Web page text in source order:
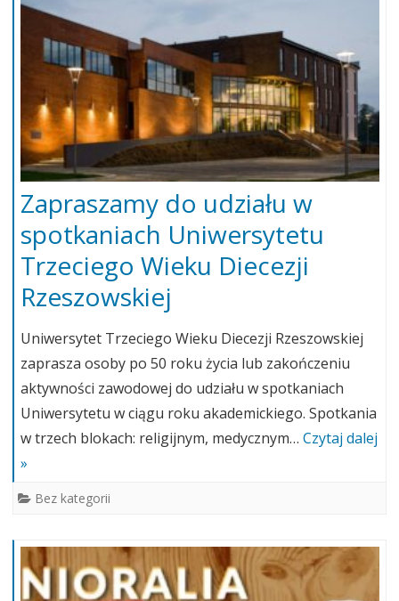
Zapraszamy do udziału w
spotkaniach Uniwersytetu
Trzeciego Wieku Diecezji
Rzeszowskiej
Uniwersytet Trzeciego Wieku Diecezji Rzeszowskiej
zaprasza osoby po 50 roku życia lub zakończeniu
aktywności zawodowej do udziału w spotkaniach
Uniwersytetu w ciągu roku akademickiego. Spotkania
w trzech blokach: religijnym, medycznym… Czytaj dalej
»
Bez kategorii